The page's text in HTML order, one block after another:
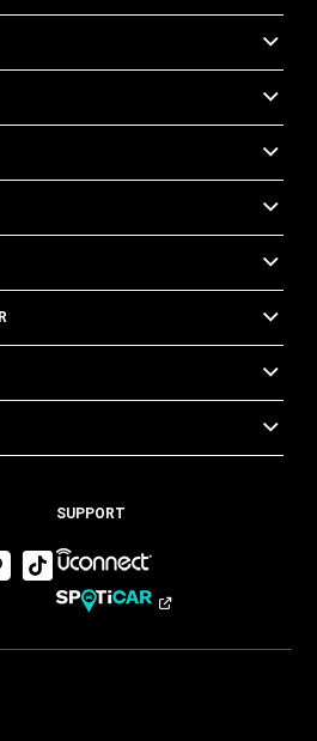
en en
Visitar
Chrysler en
Pinterest
Visita
Chrysler
Tik
SUPPORT